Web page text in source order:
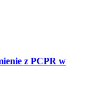
z PCPR w